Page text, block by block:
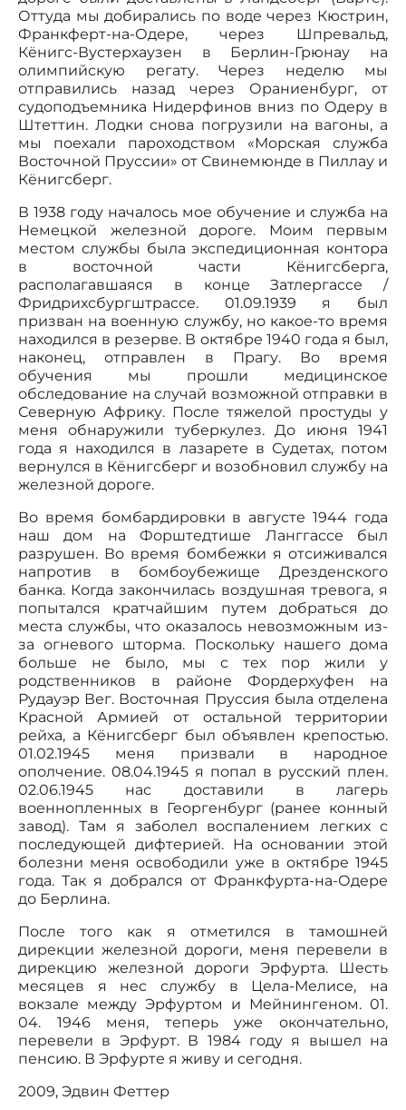
Оттуда мы добирались по воде через Кюстрин,
Франкферт-на-Одере, через Шпревальд,
Кёнигс-Вустерхаузен в Берлин-Грюнау на
олимпийскую регату. Через неделю мы
отправились назад через Ораниенбург, от
судоподъемника Нидерфинов вниз по Одеру в
Штеттин. Лодки снова погрузили на вагоны, а
мы поехали пароходством «Морская служба
Восточной Пруссии» от Свинемюнде в Пиллау и
Кёнигсберг.
В 1938 году началось мое обучение и служба на
Немецкой железной дороге. Моим первым
местом службы была экспедиционная контора
в восточной части Кёнигсберга,
располагавшаяся в конце Затлергассе /
Фридрихсбургштрассе. 01.09.1939 я был
призван на военную службу, но какое-то время
находился в резерве. В октябре 1940 года я был,
наконец, отправлен в Прагу. Во время
обучения мы прошли медицинское
обследование на случай возможной отправки в
Северную Африку. После тяжелой простуды у
меня обнаружили туберкулез. До июня 1941
года я находился в лазарете в Судетах, потом
вернулся в Кёнигсберг и возобновил службу на
железной дороге.
Во время бомбардировки в августе 1944 года
наш дом на Форштедтише Ланггассе был
разрушен. Во время бомбежки я отсиживался
напротив в бомбоубежище Дрезденского
банка. Когда закончилась воздушная тревога, я
попытался кратчайшим путем добраться до
места службы, что оказалось невозможным из-
за огневого шторма. Поскольку нашего дома
больше не было, мы с тех пор жили у
родственников в районе Фордерхуфен на
Рудауэр Вег. Восточная Пруссия была отделена
Красной Армией от остальной территории
рейха, а Кёнигсберг был объявлен крепостью.
01.02.1945 меня призвали в народное
ополчение. 08.04.1945 я попал в русский плен.
02.06.1945 нас доставили в лагерь
военнопленных в Георгенбург (ранее конный
завод). Там я заболел воспалением легких с
последующей дифтерией. На основании этой
болезни меня освободили уже в октябре 1945
года. Так я добрался от Франкфурта-на-Одере
до Берлина.
После того как я отметился в тамошней
дирекции железной дороги, меня перевели в
дирекцию железной дороги Эрфурта. Шесть
месяцев я нес службу в Цела-Мелисе, на
вокзале между Эрфуртом и Мейнингеном. 01.
04. 1946 меня, теперь уже окончательно,
перевели в Эрфурт. В 1984 году я вышел на
пенсию. В Эрфурте я живу и сегодня.
2009, Эдвин Феттер